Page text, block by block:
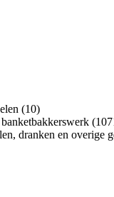
(10)
dranken en overige